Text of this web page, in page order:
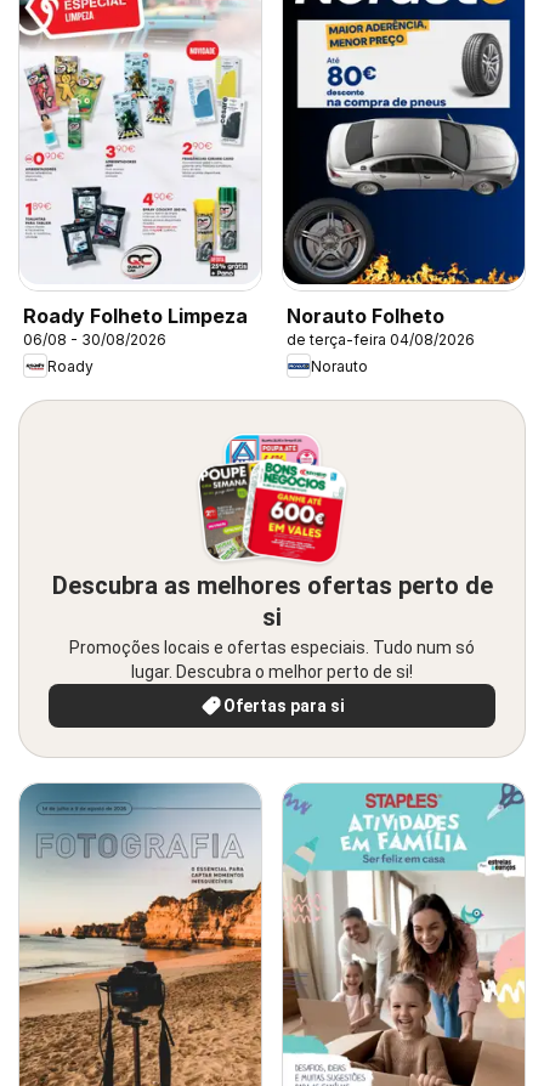
Roady Folheto Limpeza
06/08 - 30/08/2026
Roady
Norauto Folheto
de terça-feira 04/08/2026
Norauto
Descubra as melhores ofertas perto de
si
Promoções locais e ofertas especiais. Tudo num só
lugar. Descubra o melhor perto de si!
Ofertas para si